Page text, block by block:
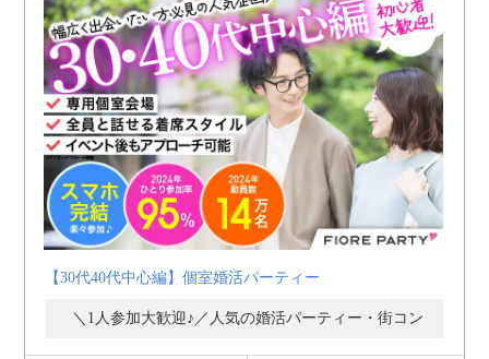
【30代40代中心編】個室婚活パーティー
＼1人参加大歓迎♪／人気の婚活パーティー・街コン